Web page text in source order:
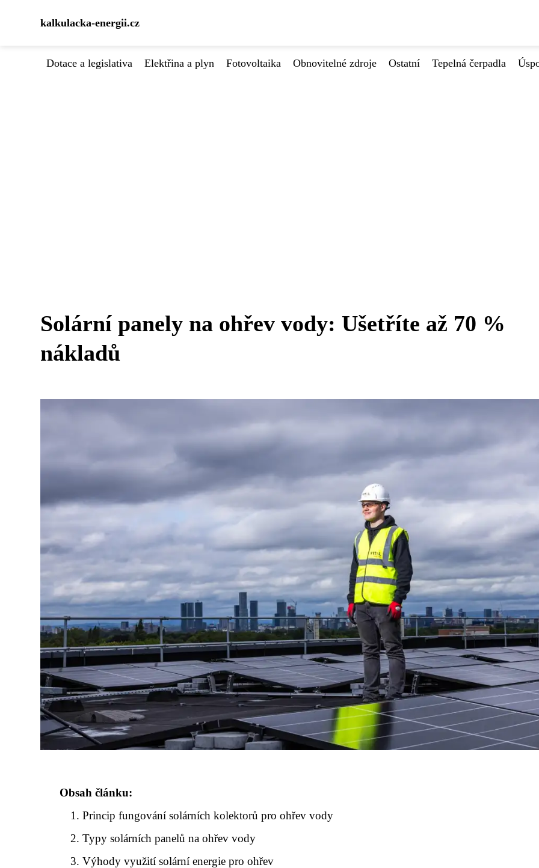
kalkulacka-energii.cz
Dotace a legislativa Elektřina a plyn Fotovoltaika Obnovitelné zdroje Ostatní Tepelná čerpadla
Solární panely na ohřev vody: Ušetříte až 70 %
nákladů
Obsah článku:
Princip fungování solárních kolektorů pro ohřev vody
Typy solárních panelů na ohřev vody
Výhody využití solární energie pro ohřev